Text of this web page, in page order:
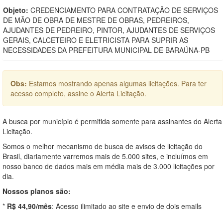
Objeto: CREDENCIAMENTO PARA CONTRATAÇÃO DE SERVIÇOS
DE MÃO DE OBRA DE MESTRE DE OBRAS, PEDREIROS,
AJUDANTES DE PEDREIRO, PINTOR, AJUDANTES DE SERVIÇOS
GERAIS, CALCETEIRO E ELETRICISTA PARA SUPRIR AS
NECESSIDADES DA PREFEITURA MUNICIPAL DE BARAÚNA-PB
Obs: Estamos mostrando apenas algumas licitações. Para ter
acesso completo, assine o Alerta Licitação.
A busca por município é permitida somente para assinantes do Alerta
Licitação.
Somos o melhor mecanismo de busca de avisos de licitação do
Brasil, diariamente varremos mais de 5.000 sites, e incluímos em
nosso banco de dados mais em média mais de 3.000 licitações por
dia.
Nossos planos são:
* R$ 44,90/mês: Acesso ilimitado ao site e envio de dois emails